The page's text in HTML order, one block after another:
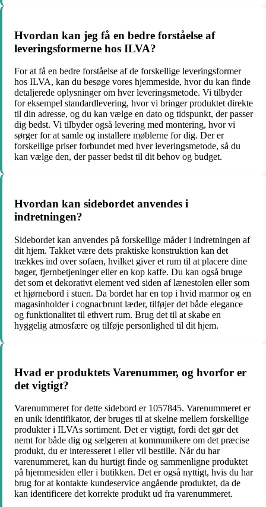
Hvordan kan jeg få en bedre forståelse af
leveringsformerne hos ILVA?
For at få en bedre forståelse af de forskellige leveringsformer
hos ILVA, kan du besøge vores hjemmeside, hvor du kan finde
detaljerede oplysninger om hver leveringsmetode. Vi tilbyder
for eksempel standardlevering, hvor vi bringer produktet direkte
til din adresse, og du kan vælge en dato og tidspunkt, der passer
dig bedst. Vi tilbyder også levering med montering, hvor vi
sørger for at samle og installere møblerne for dig. Der er
forskellige priser forbundet med hver leveringsmetode, så du
kan vælge den, der passer bedst til dit behov og budget.
Hvordan kan sidebordet anvendes i
indretningen?
Sidebordet kan anvendes på forskellige måder i indretningen af ​​
dit hjem. Takket være dets praktiske konstruktion kan det
trækkes ind over sofaen, hvilket giver et rum til at placere dine
bøger, fjernbetjeninger eller en kop kaffe. Du kan også bruge
det som et dekorativt element ved siden af lænestolen eller som
et hjørnebord i stuen. Da bordet har en top i hvid marmor og en
magasinholder i cognacbrunt læder, tilføjer det både elegance
og funktionalitet til ethvert rum. Brug det til at skabe en
hyggelig atmosfære og tilføje personlighed til dit hjem.
Hvad er produktets Varenummer, og hvorfor er
det vigtigt?
Varenummeret for dette sidebord er 1057845. Varenummeret er
en unik identifikator, der bruges til at skelne mellem forskellige
produkter i ILVAs sortiment. Det er vigtigt, fordi det gør det
nemt for både dig og sælgeren at kommunikere om det præcise
produkt, du er interesseret i eller vil bestille. Når du har
varenummeret, kan du hurtigt finde og sammenligne produktet
på hjemmesiden eller i butikken. Det er også nyttigt, hvis du har
brug for at kontakte kundeservice angående produktet, da de
kan identificere det korrekte produkt ud fra varenummeret.